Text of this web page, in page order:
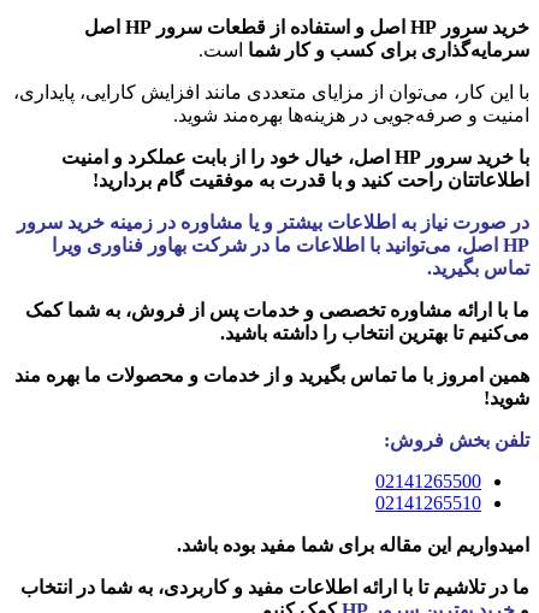
خرید سرور HP اصل و استفاده از قطعات سرور HP اصل
سرمایه‌گذاری برای کسب و کار شما است.
با این کار، می‌توان از مزایای متعددی مانند افزایش کارایی، پایداری،
امنیت و صرفه‌جویی در هزینه‌ها بهره‌مند شوید.
با خرید سرور HP اصل، خیال خود را از بابت عملکرد و امنیت
اطلاعاتتان راحت کنید و با قدرت به موفقیت گام بردارید!
در صورت نیاز به اطلاعات بیشتر و یا مشاوره در زمینه خرید سرور
HP اصل، می‌توانید با اطلاعات ما در شرکت بهاور فناوری ویرا
تماس بگیرید.
ما با ارائه مشاوره تخصصی و خدمات پس از فروش، به شما کمک
می‌کنیم تا بهترین انتخاب را داشته باشید.
همین امروز با ما تماس بگیرید و از خدمات و محصولات ما بهره مند
شوید!
تلفن بخش فروش:
02141265500
02141265510
امیدواریم این مقاله برای شما مفید بوده باشد.
ما در تلاشیم تا با ارائه اطلاعات مفید و کاربردی، به شما در انتخاب